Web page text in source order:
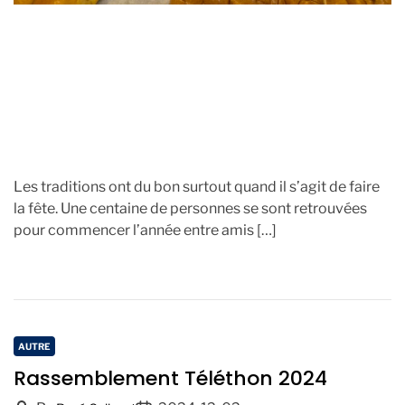
Les traditions ont du bon surtout quand il s’agit de faire
la fête. Une centaine de personnes se sont retrouvées
pour commencer l’année entre amis […]
C
a
t
AUTRE
Rassemblement Téléthon 2024